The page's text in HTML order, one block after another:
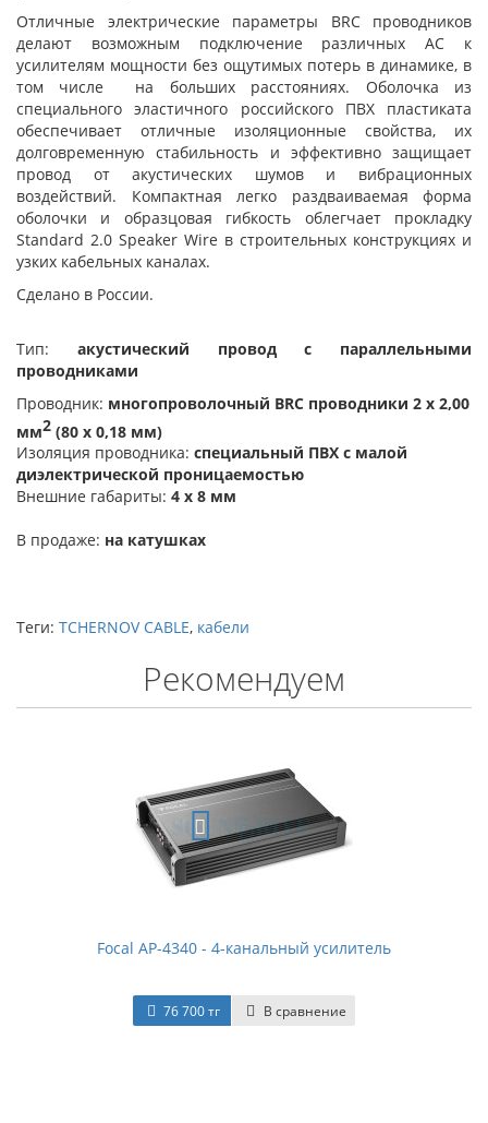
Отличные электрические параметры BRC проводников
делают возможным подключение различных АС к
усилителям мощности без ощутимых потерь в динамике, в
том числе на больших расстояниях. Оболочка из
специального эластичного российского ПВХ пластиката
обеспечивает отличные изоляционные свойства, их
долговременную стабильность и эффективно защищает
провод от акустических шумов и вибрационных
воздействий. Компактная легко раздваиваемая форма
оболочки и образцовая гибкость облегчает прокладку
Standard 2.0 Speaker Wire в строительных конструкциях и
узких кабельных каналах.
Сделано в России.
Тип: акустический провод с параллельными
проводниками
Проводник: многопроволочный BRC проводники 2 х 2,00
мм2 (80 х 0,18 мм)
Изоляция проводника: специальный ПВХ с малой
диэлектрической проницаемостью
Внешние габариты: 4 х 8 мм
В продаже: на катушках
Теги: TCHERNOV CABLE, кабели
Рекомендуем
Focal AP-4340 - 4-канальный усилитель
76 700 тг В сравнение